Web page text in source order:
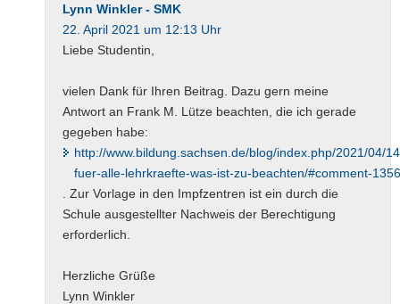
Lynn Winkler - SMK
22. April 2021 um 12:13 Uhr
Liebe Studentin,
vielen Dank für Ihren Beitrag. Dazu gern meine
Antwort an Frank M. Lütze beachten, die ich gerade
gegeben habe:
http://www.bildung.sachsen.de/blog/index.php/2021/04/
fuer-alle-lehrkraefte-was-ist-zu-beachten/#comment-
. Zur Vorlage in den Impfzentren ist ein durch die
Schule ausgestellter Nachweis der Berechtigung
erforderlich.
Herzliche Grüße
Lynn Winkler